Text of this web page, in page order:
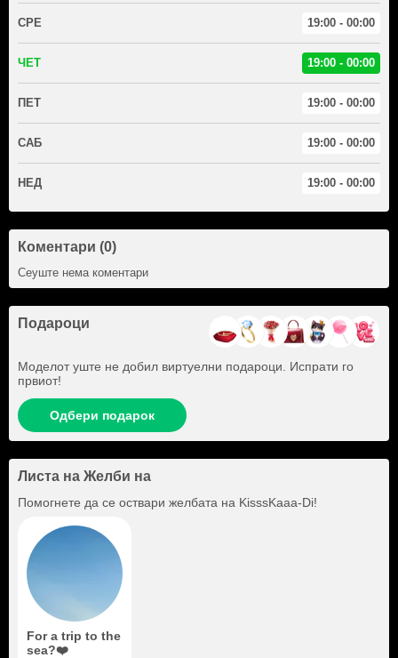
СРЕ 19:00 - 00:00
ЧЕТ 19:00 - 00:00
ПЕТ 19:00 - 00:00
САБ 19:00 - 00:00
НЕД 19:00 - 00:00
Коментари (0)
Сеуште нема коментари
Подароци
Моделот уште не добил виртуелни подароци. Испрати го
првиот!
Одбери подарок
Листа на Желби на
Помогнете да се оствари желбата на KisssKaaa-Di!
For a trip to the
sea?❤️